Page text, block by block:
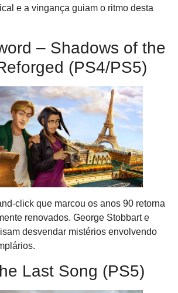
e a vingança guiam o ritmo desta
– Shadows of the
(PS4/PS5)
click que marcou os anos 90 retorna
renovados. George Stobbart e
desvendar mistérios envolvendo
Last Song (PS5)